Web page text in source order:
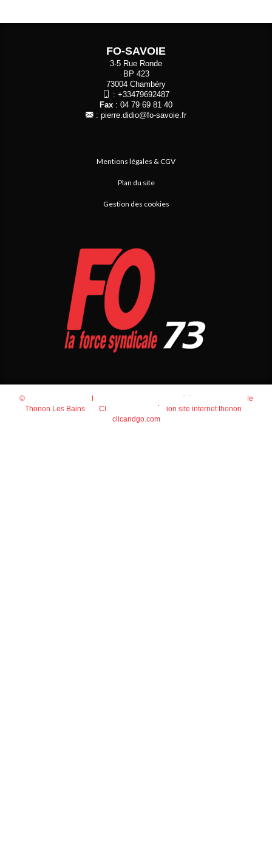
FO-SAVOIE
3-5 Rue Ronde
BP 423
73004 Chambéry
: +33479692487
Fax : 04 79 69 81 40
: pierre.didio@fo-savoie.fr
Mentions légales & CGV
Plan du site
Gestion des cookies
© 2026 Agence Web Thonon Les Bains
Référencement Google
Thonon Les Bains
Clic And Go
création site internet thonon
clicandgo.com